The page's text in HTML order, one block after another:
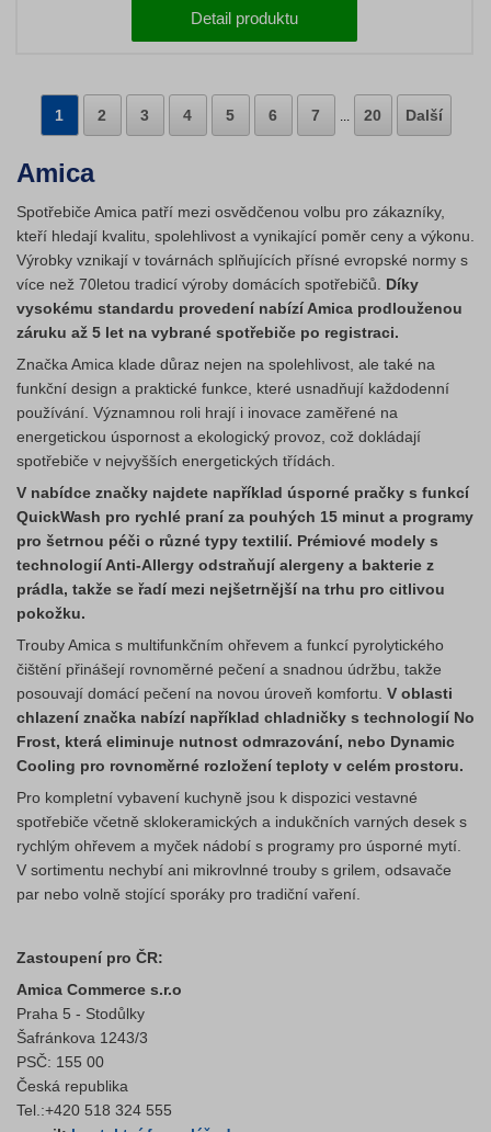
Detail produktu
1 2 3 4 5 6 7 ... 20 Další
Amica
Spotřebiče Amica patří mezi osvědčenou volbu pro zákazníky,
kteří hledají kvalitu, spolehlivost a vynikající poměr ceny a výkonu.
Výrobky vznikají v továrnách splňujících přísné evropské normy s
více než 70letou tradicí výroby domácích spotřebičů. Díky
vysokému standardu provedení nabízí Amica prodlouženou
záruku až 5 let na vybrané spotřebiče po registraci.
Značka Amica klade důraz nejen na spolehlivost, ale také na
funkční design a praktické funkce, které usnadňují každodenní
používání. Významnou roli hrají i inovace zaměřené na
energetickou úspornost a ekologický provoz, což dokládají
spotřebiče v nejvyšších energetických třídách.
V nabídce značky najdete například úsporné pračky s funkcí
QuickWash pro rychlé praní za pouhých 15 minut a programy
pro šetrnou péči o různé typy textilií. Prémiové modely s
technologií Anti-Allergy odstraňují alergeny a bakterie z
prádla, takže se řadí mezi nejšetrnější na trhu pro citlivou
pokožku.
Trouby Amica s multifunkčním ohřevem a funkcí pyrolytického
čištění přinášejí rovnoměrné pečení a snadnou údržbu, takže
posouvají domácí pečení na novou úroveň komfortu. V oblasti
chlazení značka nabízí například chladničky s technologií No
Frost, která eliminuje nutnost odmrazování, nebo Dynamic
Cooling pro rovnoměrné rozložení teploty v celém prostoru.
Pro kompletní vybavení kuchyně jsou k dispozici vestavné
spotřebiče včetně sklokeramických a indukčních varných desek s
rychlým ohřevem a myček nádobí s programy pro úsporné mytí.
V sortimentu nechybí ani mikrovlnné trouby s grilem, odsavače
par nebo volně stojící sporáky pro tradiční vaření.
Zastoupení pro ČR:
Amica Commerce s.r.o
Praha 5 - Stodůlky
Šafránkova 1243/3
PSČ: 155 00
Česká republika
Tel.:+420 518 324 555